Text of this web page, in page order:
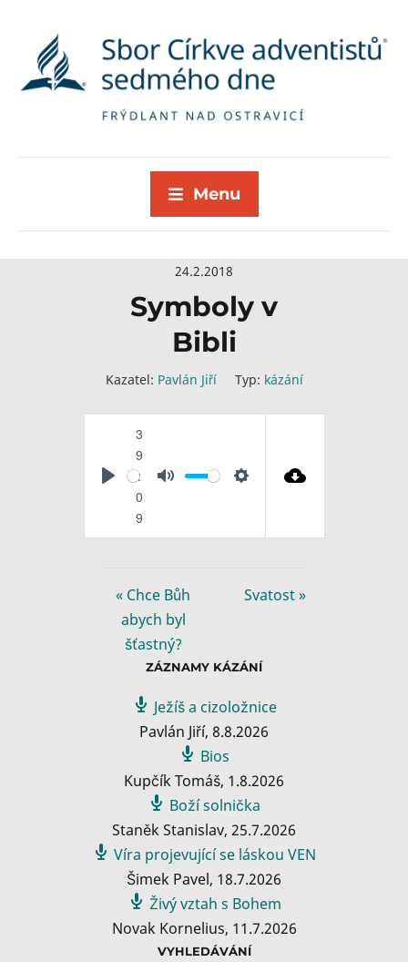
Menu
24.2.2018
Symboly v
Bibli
Kazatel: Pavlán Jiří Typ: kázání
P
3
9
:
0
9
M
S
n
« Chce Bůh
abych byl
šťastný?
Svatost »
ZÁZNAMY KÁZÁNÍ
Ježíš a cizoložnice
Pavlán Jiří, 8.8.2026
Bios
Kupčík Tomáš, 1.8.2026
Boží solnička
Staněk Stanislav, 25.7.2026
Víra projevující se láskou VEN
Šimek Pavel, 18.7.2026
Živý vztah s Bohem
Novak Kornelius, 11.7.2026
VYHLEDÁVÁNÍ